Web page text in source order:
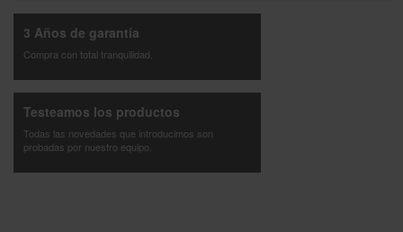
3 Años de garantía
Compra con total tranquilidad.
Testeamos los productos
Todas las novedades que introducimos son
probadas por nuestro equipo.